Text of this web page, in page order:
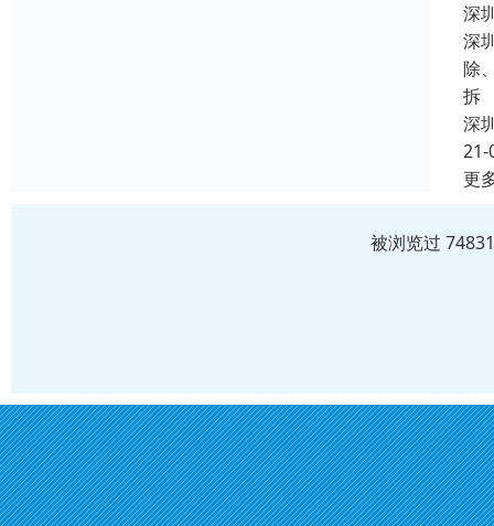
深
深
除
拆
深
21-
更
被浏览过